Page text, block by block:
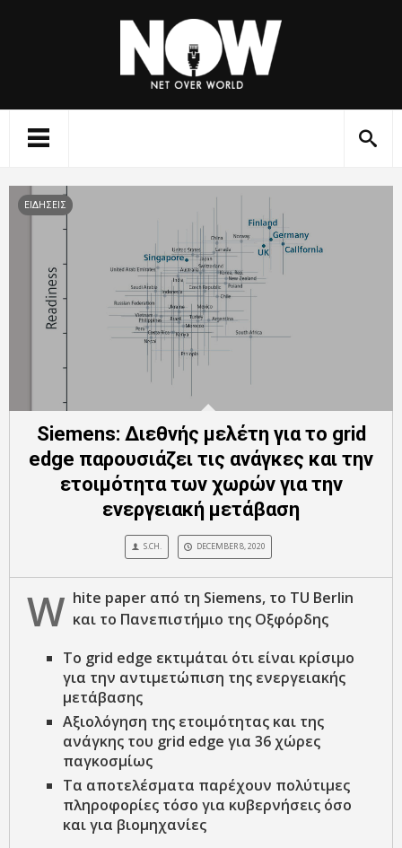
ΕΙΔΗΣΕΙΣ
Siemens: Διεθνής μελέτη για το grid
edge παρουσιάζει τις ανάγκες και την
ετοιμότητα των χωρών για την
ενεργειακή μετάβαση
S.CH. DECEMBER 8, 2020
W hite paper από τη Siemens, το TU Berlin
και το Πανεπιστήμιο της Οξφόρδης
To grid edge εκτιμάται ότι είναι κρίσιμο
για την αντιμετώπιση της ενεργειακής
μετάβασης
Αξιολόγηση της ετοιμότητας και της
ανάγκης του grid edge για 36 χώρες
παγκοσμίως
Τα αποτελέσματα παρέχουν πολύτιμες
πληροφορίες τόσο για κυβερνήσεις όσο
και για βιομηχανίες